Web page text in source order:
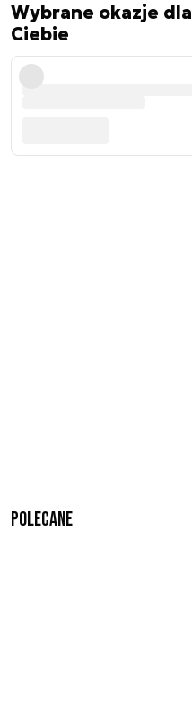
Wybrane okazje dla
Ciebie
Polecane